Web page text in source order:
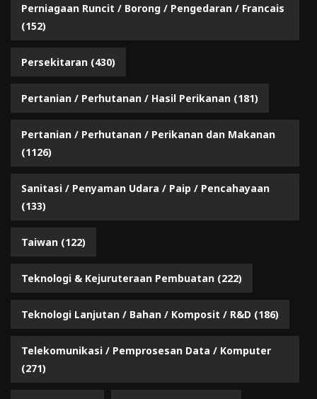
Perniagaan Runcit / Borong / Pengedaran / Francais
(152)
Persekitaran (430)
Pertanian / Perhutanan / Hasil Perikanan (181)
Pertanian / Perhutanan / Perikanan dan Makanan
(1126)
Sanitasi / Penyaman Udara / Paip / Pencahayaan
(133)
Taiwan (122)
Teknologi & Kejuruteraan Pembuatan (222)
Teknologi Lanjutan / Bahan / Komposit / R&D (186)
Telekomunikasi / Pemprosesan Data / Komputer
(271)